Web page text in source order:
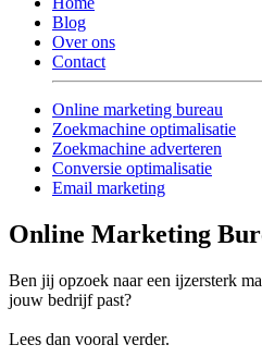
Blog
Over ons
Contact
Online marketing bureau
Zoekmachine optimalisatie
Zoekmachine adverteren
Conversie optimalisatie
Email marketing
Online Marketing
Ben jij opzoek naar een ijzersterk
jouw bedrijf past?
Lees dan vooral verder.